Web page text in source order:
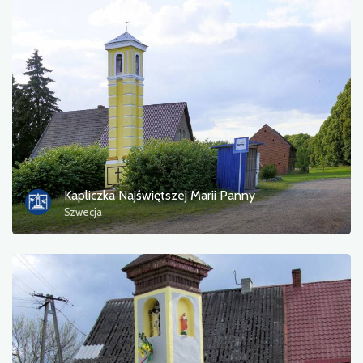
Kapliczka Najświętszej Marii Panny
Szwecja
Other
sort by
OK